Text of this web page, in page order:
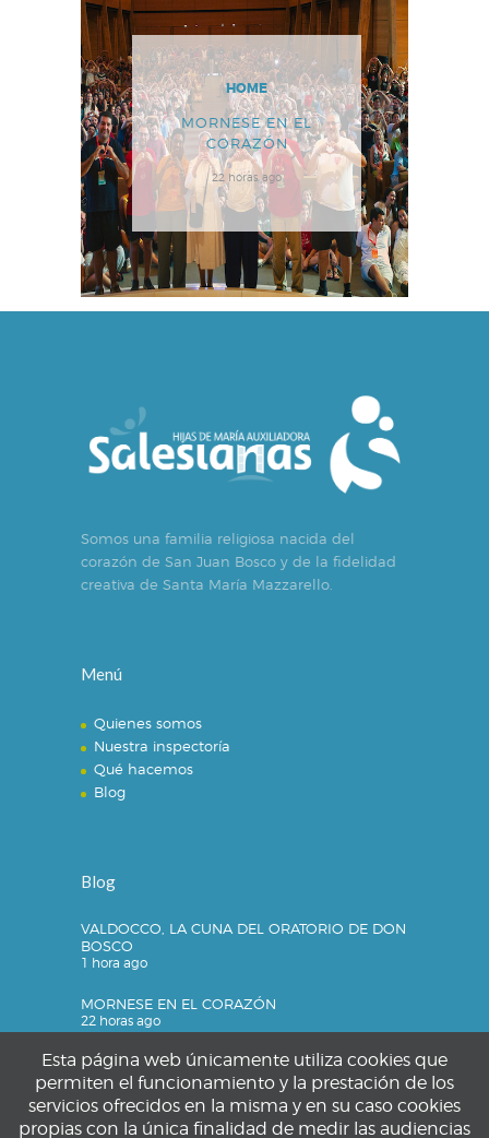
HOME
MORNESE EN EL
CORAZÓN
22 horas ago
Somos una familia religiosa nacida del
corazón de San Juan Bosco y de la fidelidad
creativa de Santa María Mazzarello.
Menú
Quienes somos
Nuestra inspectoría
Qué hacemos
Blog
Blog
VALDOCCO, LA CUNA DEL ORATORIO DE DON
BOSCO
1 hora ago
MORNESE EN EL CORAZÓN
22 horas ago
Privacidad
Esta página web únicamente utiliza cookies que
permiten el funcionamiento y la prestación de los
servicios ofrecidos en la misma y en su caso cookies
propias con la única finalidad de medir las audiencias